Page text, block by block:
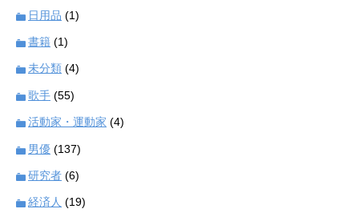
日用品 (1)
書籍 (1)
未分類 (4)
歌手 (55)
活動家・運動家 (4)
男優 (137)
研究者 (6)
経済人 (19)